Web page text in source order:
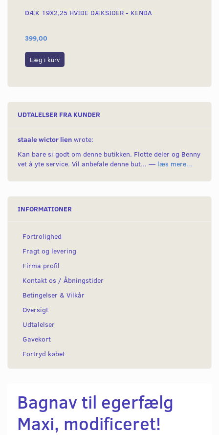
DÆK 19X2,25 HVIDE DÆKSIDER - KENDA
399,00
Læg i kurv
UDTALELSER FRA KUNDER
staale wictor lien wrote:
Kan bare si godt om denne butikken. Flotte deler og Benny
vet å yte service. Vil anbefale denne but... — læs mere...
INFORMATIONER
Fortrolighed
Fragt og levering
Firma profil
Kontakt os / Åbningstider
Betingelser & Vilkår
Oversigt
Udtalelser
Gavekort
Fortryd købet
Bagnav til egerfælg
Maxi, modificeret!